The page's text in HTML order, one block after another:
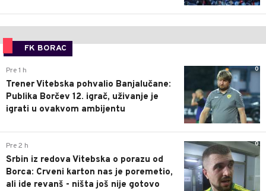
FK BORAC
0
Pre 1 h
Trener Vitebska pohvalio Banjalučane:
Publika Borčev 12. igrač, uživanje je
igrati u ovakvom ambijentu
0
Pre 2 h
Srbin iz redova Vitebska o porazu od
Borca: Crveni karton nas je poremetio,
ali ide revanš - ništa još nije gotovo